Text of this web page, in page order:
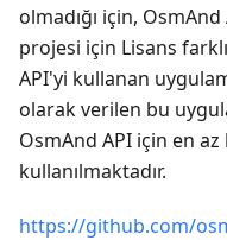
olmadığı için,
projesi için Lisans
API'yi kullanan
olarak verilen bu
OsmAnd API için en az
kullanılmaktadır.
https://github.com/